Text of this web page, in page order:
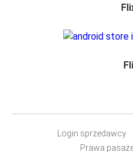
Login sprzedawcy
Prawa